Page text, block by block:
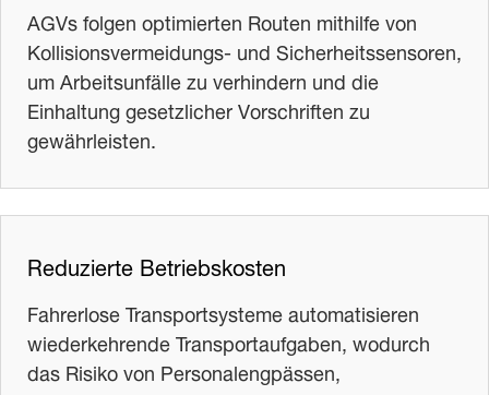
AGVs folgen optimierten Routen mithilfe von
Kollisionsvermeidungs- und Sicherheitssensoren,
um Arbeitsunfälle zu verhindern und die
Einhaltung gesetzlicher Vorschriften zu
gewährleisten.
Reduzierte Betriebskosten
Fahrerlose Transportsysteme automatisieren
wiederkehrende Transportaufgaben, wodurch
das Risiko von Personalengpässen,